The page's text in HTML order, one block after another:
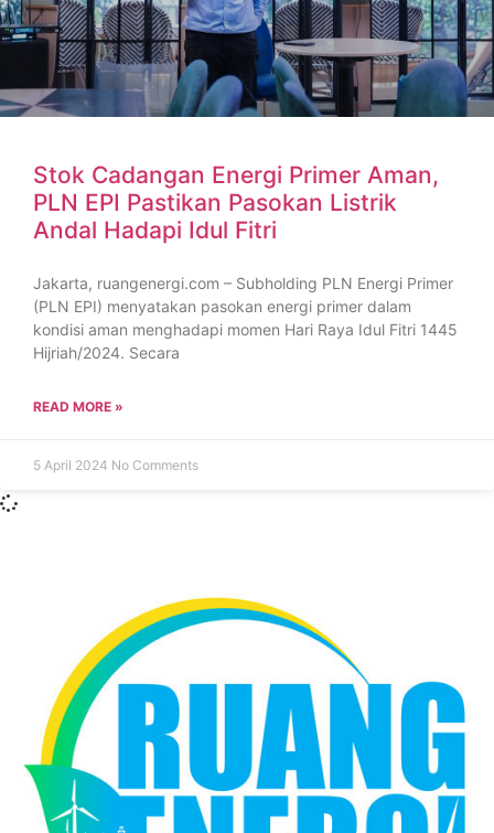
Stok Cadangan Energi Primer Aman,
PLN EPI Pastikan Pasokan Listrik
Andal Hadapi Idul Fitri
Jakarta, ruangenergi.com – Subholding PLN Energi Primer
(PLN EPI) menyatakan pasokan energi primer dalam
kondisi aman menghadapi momen Hari Raya Idul Fitri 1445
Hijriah/2024. Secara
READ MORE »
5 April 2024 No Comments